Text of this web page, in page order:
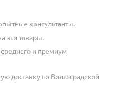
консультанты.
эти товары.
и премиум
доставку по Волгоградской